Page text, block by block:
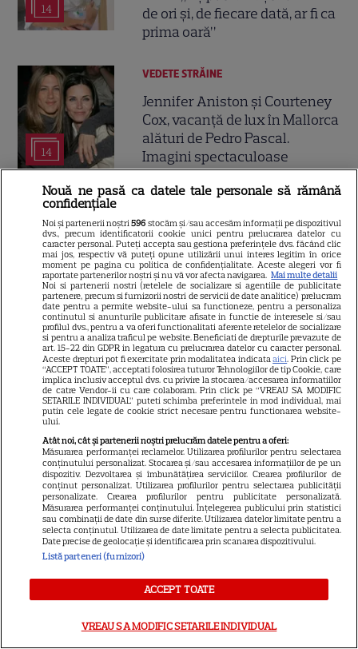
14
de ori și, de fiecare dată, ar fi ca
prima oară”
14
VEDETE STRĂINE
Jennifer Aniston și Courteney
Cox, vacanță de lux în Mallorca
alături de Pedro Pascal.
Imagini spectaculoase
9
Emma Roberts s-a căsătorit,
dar tatăl ei nu a fost la nuntă.
Prima reacție a lui Eric Roberts
după ceremonie
NU RATA!
A apărut revista TV Satelit nr.
16! Eda Marcus, Irina Rimes și
ghidul TV complet pentru 14
VEDETE STRĂINE
Vedetele de la Hollywood care
nu s-au căsătorit niciodată. De
ce Leonardo DiCaprio și
Charlize Theron au evitat
Nouă ne pasă ca datele tale personale să rămână
confidențiale
Noi și partenerii noștri596 stocăm și/sau accesăm informații pe dispozitivul
dvs., precum identificatorii cookie unici pentru prelucrarea datelor cu
caracter personal. Puteți accepta sau gestiona preferințele dvs. făcând clic
mai jos, respectiv vă puteți opune utilizării unui interes legitim în orice
moment pe pagina cu politica de confidențialitate. Aceste alegeri vor fi
raportate partenerilor noștri și nu vă vor afecta navigarea. Mai multe detalii
Noi si partenerii nostri (retelele de socializare si agentiile de publicitate
partenere, precum si furnizorii nostri de servicii de date analitice) prelucram
date pentru a permite website-ului sa functioneze, pentru a personaliza
continutul si anunturile publicitare afisate in functie de interesele si/sau
profilul dvs., pentru a va oferi functionalitati aferente retelelor de socializare
si pentru a analiza traficul pe website. Beneficiati de drepturile prevazute de
art. 15-22 din GDPR in legatura cu prelucrarea datelor cu caracter personal.
Aceste drepturi pot fi exercitate prin modalitatea indicataaici. Prin click pe
“ACCEPT TOATE”, acceptati folosirea tuturor Tehnologiilor de tip Cookie, care
implica inclusiv acceptul dvs. cu privire la stocarea/accesarea informatiilor
de catre Vendor-ii cu care colaboram. Prin click pe “VREAU SA MODIFIC
SETARILE INDIVIDUAL” puteti schimba preferintele in mod individual, mai
putin cele legate de cookie strict necesare pentru functionarea website-
ului.
Atât noi, cât și partenerii noștri prelucrăm datele pentru a oferi:
Măsurarea performanței reclamelor. Utilizarea profilurilor pentru selectarea
conținutului personalizat. Stocarea și/sau accesarea informațiilor de pe un
dispozitiv. Dezvoltarea și îmbunătățirea serviciilor. Crearea profilurilor de
conținut personalizat. Utilizarea profilurilor pentru selectarea publicității
personalizate. Crearea profilurilor pentru publicitate personalizată.
Măsurarea performanței conținutului. Înțelegerea publicului prin statistici
sau combinații de date din surse diferite. Utilizarea datelor limitate pentru a
selecta conținutul. Utilizarea de date limitate pentru a selecta publicitatea.
Date precise de geolocație și identificarea prin scanarea dispozitivului.
Listă parteneri (furnizori)
ACCEPT TOATE
VREAU SA MODIFIC SETARILE INDIVIDUAL